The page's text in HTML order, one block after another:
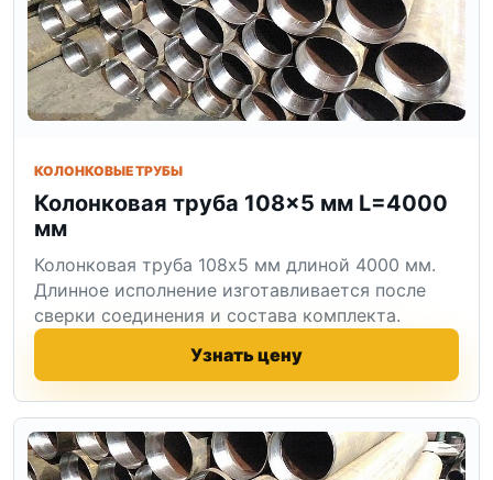
КОЛОНКОВЫЕ ТРУБЫ
Колонковая труба 108×5 мм L=4000
мм
Колонковая труба 108x5 мм длиной 4000 мм.
Длинное исполнение изготавливается после
сверки соединения и состава комплекта.
Узнать цену